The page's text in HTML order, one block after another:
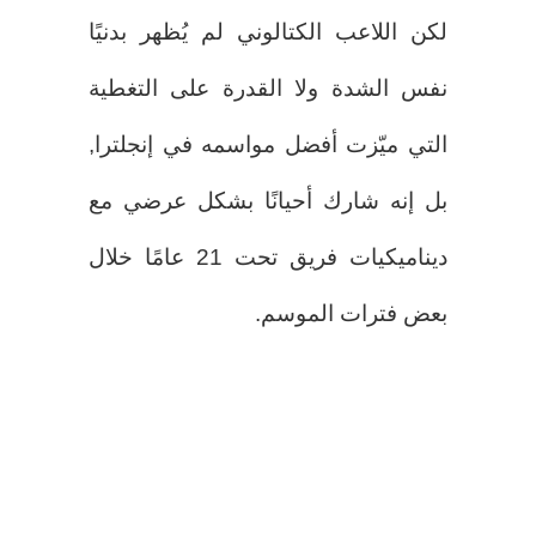
لكن اللاعب الكتالوني لم يُظهر بدنيًا
نفس الشدة ولا القدرة على التغطية
التي ميّزت أفضل مواسمه في إنجلترا,
بل إنه شارك أحيانًا بشكل عرضي مع
ديناميكيات فريق تحت 21 عامًا خلال
بعض فترات الموسم.